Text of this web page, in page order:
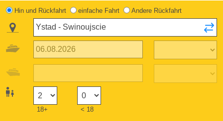
Hin und Rückfahrt einfache Fahrt Andere Rückfahrt
18+ < 18